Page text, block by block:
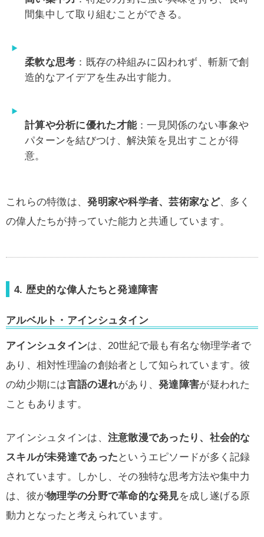
間集中して取り組むことができる。
柔軟な思考 ：既存の枠組みに囚われず、斬新で創
造的なアイデアを生み出す能力。
計算や分析に優れた才能：一見関係のない事象や
パターンを結びつけ、解決策を見出すことが得
意。
これらの特徴は、発明家や科学者、芸術家など、多く
の偉人たちが持っていた能力と共通しています。
4. 歴史的な偉人たちと発達障害
アルベルト・アインシュタイン
アインシュタインは、20世紀で最も有名な物理学者で
あり、相対性理論の創始者として知られています。彼
の幼少期には言語の遅れがあり、発達障害が疑われた
こともあります。
アインシュタインは、 注意散漫であったり、社会的な
スキルが未発達であった というエピソードが多く記録
されています。しかし、その独特な思考方法や集中力
は、彼が物理学の分野で革命的な発見を成し遂げる原
動力となったと考えられています。